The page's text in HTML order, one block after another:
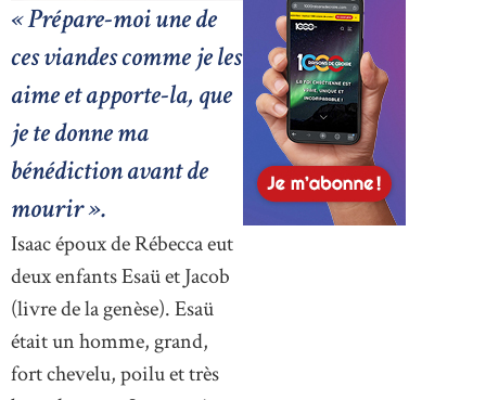
« Prépare-moi une de
ces viandes comme je les
aime et apporte-la, que
je te donne ma
bénédiction avant de
mourir ».
Isaac époux de Rébecca eut
deux enfants Esaü et Jacob
(livre de la genèse). Esaü
était un homme, grand,
fort chevelu, poilu et très